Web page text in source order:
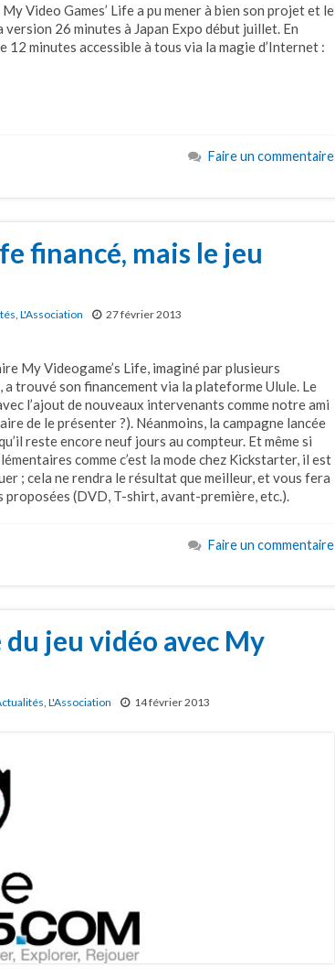
Video Games’ Life a pu mener à bien son projet et le
26 minutes à Japan Expo début juillet. En
minutes accessible à tous via la magie d’Internet :
Faire un commentaire
financé, mais le jeu
L'Association 27 février 2013
My Videogame’s Life, imaginé par plusieurs
a trouvé son financement via la plateforme Ulule. Le
l’ajout de nouveaux intervenants comme notre ami
de le présenter ?). Néanmoins, la campagne lancée
reste encore neuf jours au compteur. Et même si
comme c’est la mode chez Kickstarter, il est
; cela ne rendra le résultat que meilleur, et vous fera
(DVD, T-shirt, avant-première, etc.).
Faire un commentaire
du jeu vidéo avec My
, L'Association 14 février 2013